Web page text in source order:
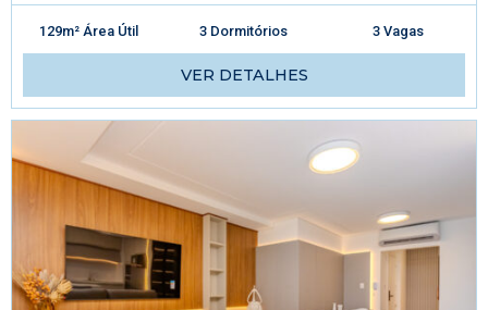
129m² Área Útil 3 Dormitórios 3 Vagas
VER DETALHES